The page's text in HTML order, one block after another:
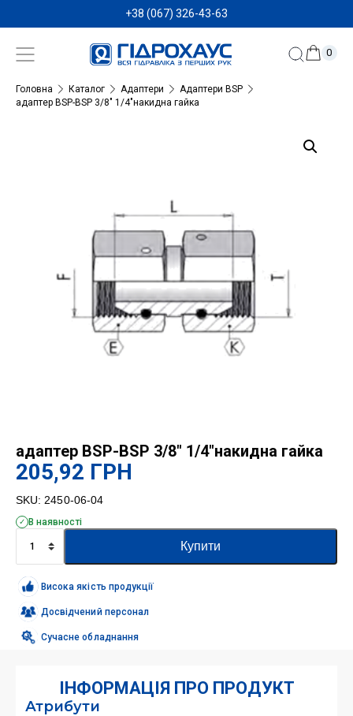
+38 (067) 326-43-63
0
Головна Каталог Адаптери
Адаптери BSP
адаптер BSP-BSP 3/8″ 1/4″накидна гайка
адаптер BSP-BSP 3/8″ 1/4″накидна гайка
205,92 ГРН
SKU: 2450-06-04
В наявності
BSP-
BSP
3/8"
1/4"накидна
гайка
кількість
Купити
Висока якість продукції
Досвідчений персонал
Сучасне обладнання
ІНФОРМАЦІЯ ПРО ПРОДУКТ
Атрибути